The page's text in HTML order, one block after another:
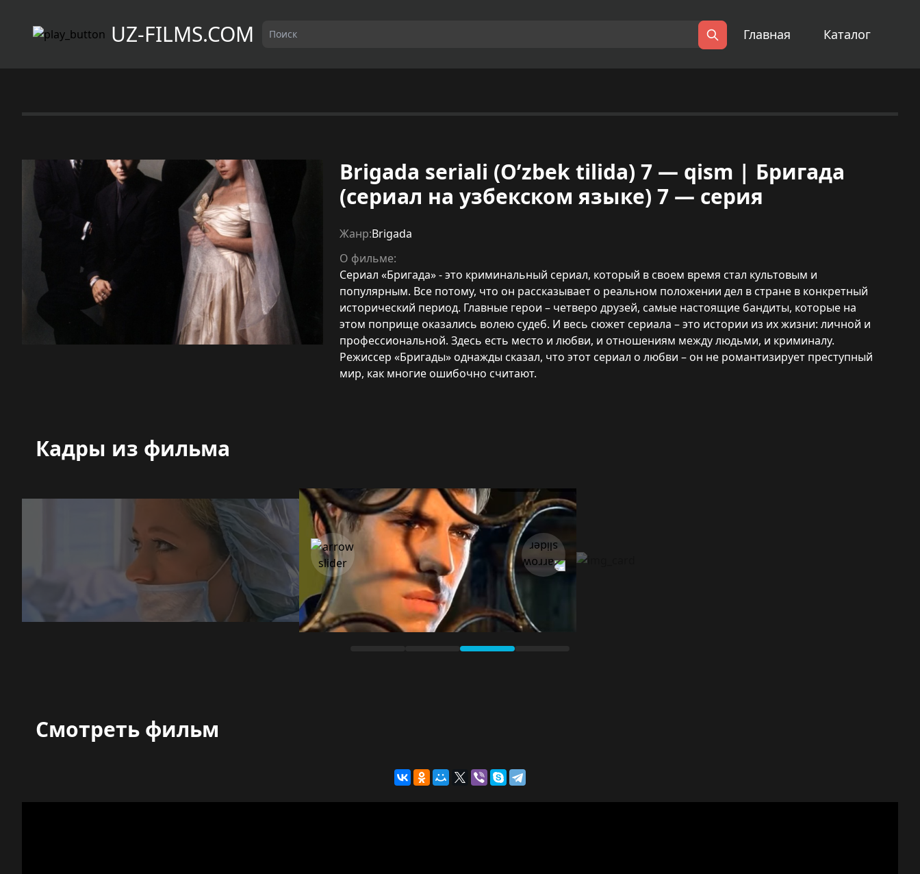
UZ-FILMS.COM Поиск
Главная Каталог
Brigada seriali (O’zbek tilida) 7 — qism | Бригада
(сериал на узбекском языке) 7 — серия
Жанр:Brigada
О фильме:
Сериал «Бригада» - это криминальный сериал, который в своем время стал культовым и
популярным. Все потому, что он рассказывает о реальном положении дел в стране в конкретный
исторический период. Главные герои – четверо друзей, самые настоящие бандиты, которые на
этом поприще оказались волею судеб. И весь сюжет сериала – это истории из их жизни: личной и
профессиональной. Здесь есть место и любви, и отношениям между людьми, и криминалу.
Режиссер «Бригады» однажды сказал, что этот сериал о любви – он не романтизирует преступный
мир, как многие ошибочно считают.
Кадры из фильма
Смотреть фильм